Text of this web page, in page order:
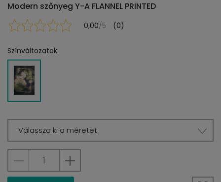
Modern szőnyeg Y-A FLANNEL PRINTED
0,00/5 (0)
Színváltozatok:
Válassza ki a méretet